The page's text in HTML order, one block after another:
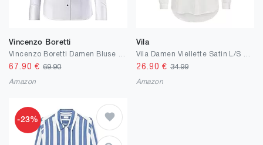
Vincenzo Boretti
67.90 €69.90
Amazon
Vila
26.90 € 34.99
Amazon
-23%